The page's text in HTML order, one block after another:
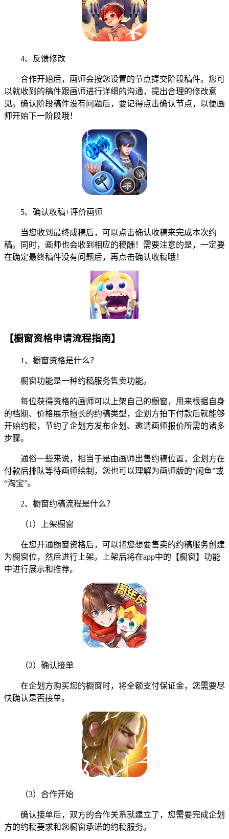
4、反馈修改
合作开始后，画师会按您设置的节点提交阶段稿件。您可
以就收到的稿件跟画师进行详细的沟通，提出合理的修改意
见。确认阶段稿件没有问题后，要记得点击确认节点，以便画
师开始下一阶段哦！
5、确认收稿+评价画师
当您收到最终成稿后，可以点击确认收稿来完成本次约
稿。同时，画师也会收到相应的稿酬！需要注意的是，一定要
在确定最终稿件没有问题后，再点击确认收稿哦！
【橱窗资格申请流程指南】
1、橱窗资格是什么？
橱窗功能是一种约稿服务售卖功能。
每位获得资格的画师可以上架自己的橱窗，用来根据自身
的档期、价格展示擅长的约稿类型，企划方拍下付款后就能够
开始约稿，节约了企划方发布企划、邀请画师报价所需的诸多
步骤。
通俗一些来说，相当于是由画师出售约稿位置，企划方在
付款后排队等待画师绘制，您也可以理解为画师版的“闲鱼”或
“淘宝”。
2、橱窗约稿流程是什么？
（1）上架橱窗
在您开通橱窗资格后，可以将您想要售卖的约稿服务创建
为橱窗位，然后进行上架。上架后将在app中的【橱窗】功能
中进行展示和推荐。
（2）确认接单
在企划方购买您的橱窗时，将全额支付保证金，您需要尽
快确认是否接单。
（3）合作开始
确认接单后，双方的合作关系就建立了，您需要完成企划
方的约稿要求和您橱窗承诺的约稿服务。